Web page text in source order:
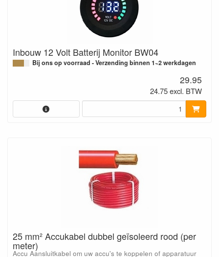
Inbouw 12 Volt Batterij Monitor BW04
Bij ons op voorraad - Verzending binnen 1~2 werkdagen
29.95
24.75 excl. BTW
25 mm² Accukabel dubbel geïsoleerd rood (per
meter)
Accu Aansluitkabel om uw accu's te koppelen of apparatuur